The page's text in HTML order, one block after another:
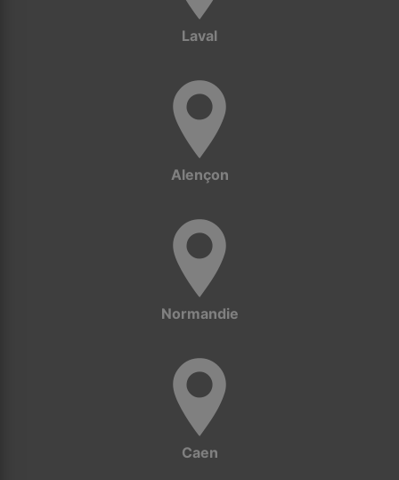
Laval
Alençon
Normandie
Caen